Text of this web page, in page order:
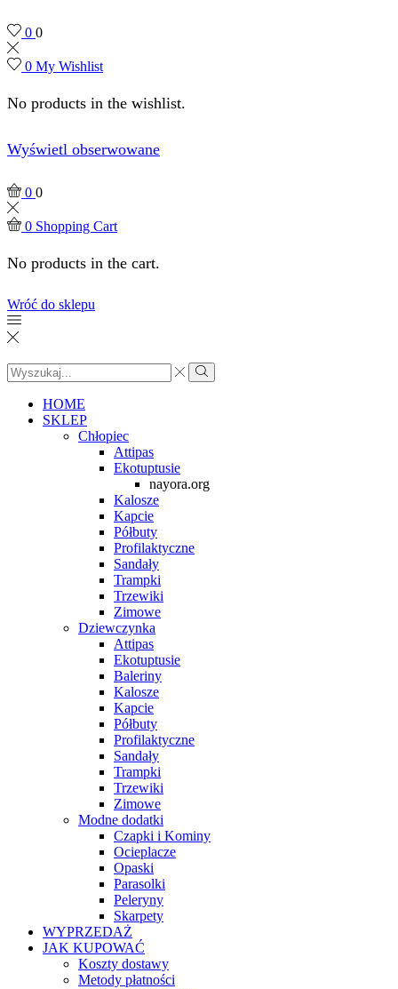
0 0
0 My Wishlist
No products in the wishlist.
Wyświetl obserwowane
0 0
0 Shopping Cart
No products in the cart.
Wróć do sklepu
Search
input
Search
HOME
SKLEP
Chłopiec
Attipas
Ekotuptusie
nayora.org
Kalosze
Kapcie
Półbuty
Profilaktyczne
Sandały
Trampki
Trzewiki
Zimowe
Dziewczynka
Attipas
Ekotuptusie
Baleriny
Kalosze
Kapcie
Półbuty
Profilaktyczne
Sandały
Trampki
Trzewiki
Zimowe
Modne dodatki
Czapki i Kominy
Ocieplacze
Opaski
Parasolki
Peleryny
Skarpety
WYPRZEDAŻ
JAK KUPOWAĆ
Koszty dostawy
Metody płatności